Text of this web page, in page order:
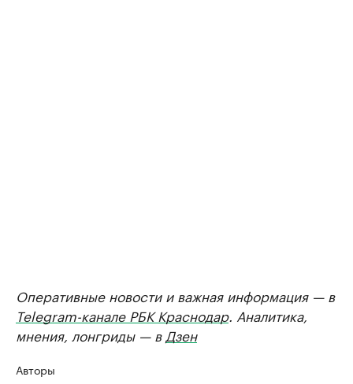
Оперативные новости и важная информация — в
Telegram-канале РБК Краснодар. Аналитика,
мнения, лонгриды — в Дзен
Авторы